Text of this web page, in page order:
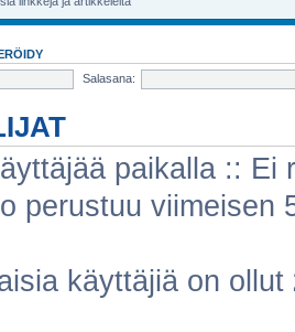
Salasana:
paikalla :: Ei
perustuu viimeisen
käyttäjiä on ollut